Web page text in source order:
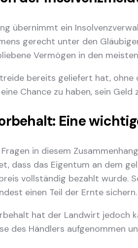
übernimmt ein
gerecht unter den
Vermögen in den
bereits geliefert hat,
Chance zu haben, sein
Eine
in diesem
dass das Eigentum an dem
vollständig bezahlt wurde.
einen Teil der Ernte sichern.
hat der Landwirt jedoch
des Händlers aufgenommen